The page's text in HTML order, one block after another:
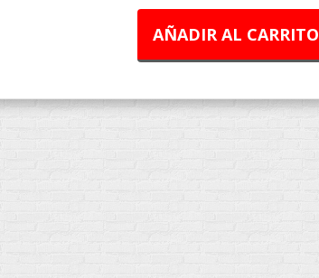
AÑADIR AL CARRITO